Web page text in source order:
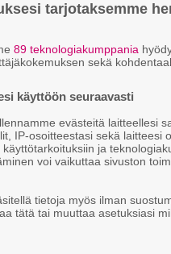
tarjotaksemme
89 teknologiakumppania
sekä
käyttöön seuraavasti
evästeitä laitteellesi
IP-osoitteestasi sekä laitteesi
ja
voi vaikuttaa sivuston
tietoja myös ilman
tätä tai muuttaa asetuksiasi